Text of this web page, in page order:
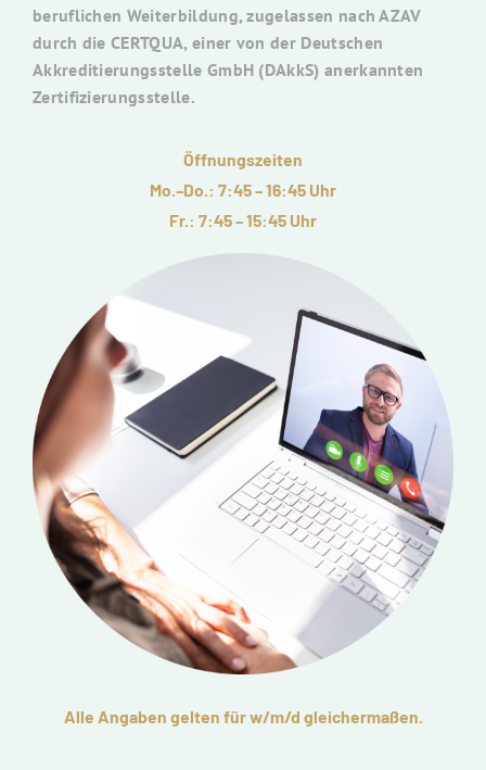
beruflichen Weiterbildung, zugelassen nach AZAV
durch die CERTQUA, einer von der Deutschen
Akkreditierungsstelle GmbH (DAkkS) anerkannten
Zertifizierungsstelle.
Öffnungszeiten
Mo.–Do.: 7:45 – 16:45 Uhr
Fr.: 7:45 – 15:45 Uhr
Alle Angaben gelten für w/m/d gleichermaßen.